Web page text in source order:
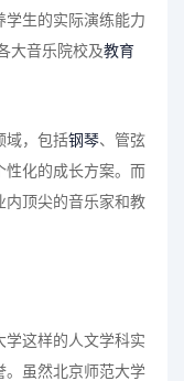
生的实际演练能力
大音乐院校及教育
域，包括钢琴、管弦
性化的成长方案。而
内顶尖的音乐家和教
学这样的人文学科实
。虽然北京师范大学